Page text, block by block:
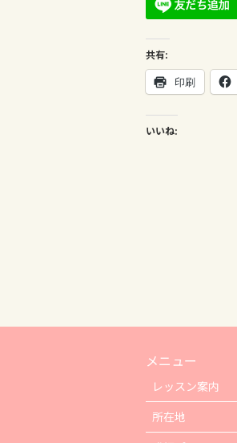
共有:
印刷
いいね:
メニュー
レッスン案内
所在地